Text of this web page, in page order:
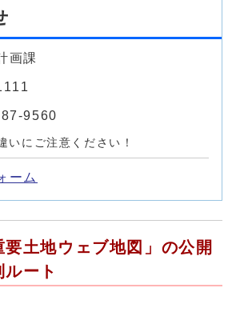
画課
9560
いにご注意ください！
ーム
要土地ウェブ地図」の公開
ート